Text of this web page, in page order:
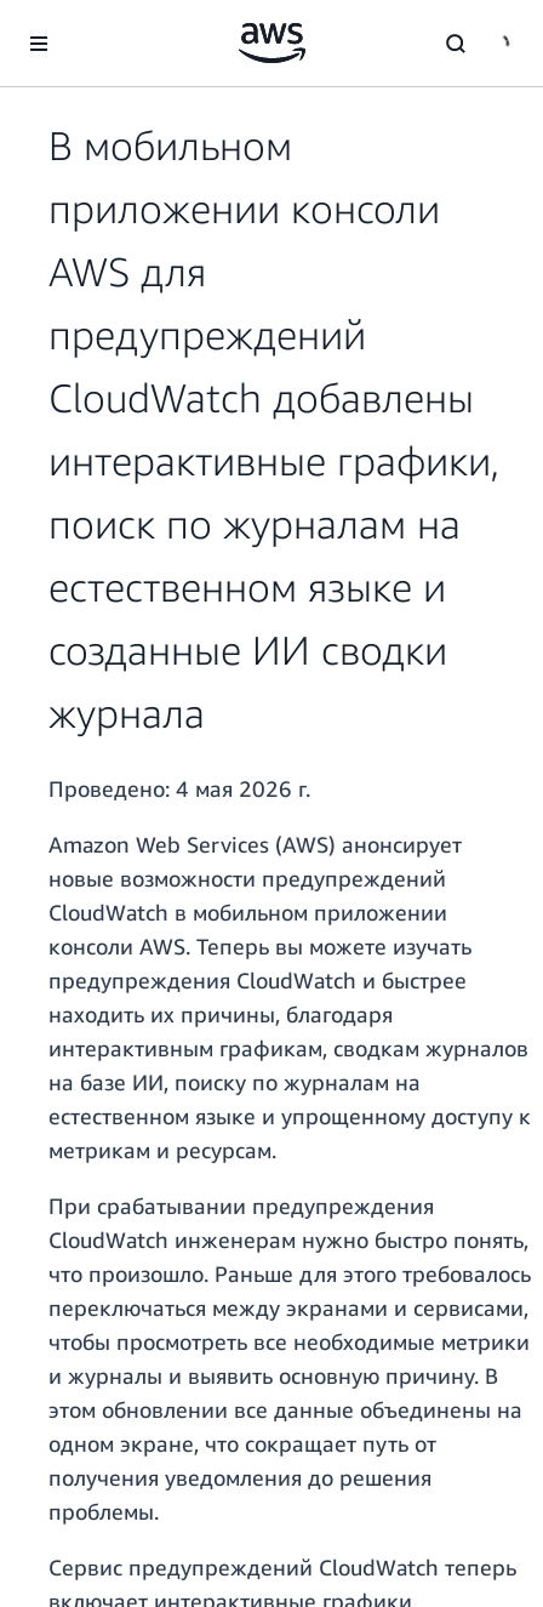
Перейти к главному контенту
В мобильном
приложении консоли
AWS для
предупреждений
CloudWatch добавлены
интерактивные графики,
поиск по журналам на
естественном языке и
созданные ИИ сводки
журнала
Проведено: 4 мая 2026 г.
Amazon Web Services (AWS) анонсирует
новые возможности предупреждений
CloudWatch в мобильном приложении
консоли AWS. Теперь вы можете изучать
предупреждения CloudWatch и быстрее
находить их причины, благодаря
интерактивным графикам, сводкам журналов
на базе ИИ, поиску по журналам на
естественном языке и упрощенному доступу к
метрикам и ресурсам.
При срабатывании предупреждения
CloudWatch инженерам нужно быстро понять,
что произошло. Раньше для этого требовалось
переключаться между экранами и сервисами,
чтобы просмотреть все необходимые метрики
и журналы и выявить основную причину. В
этом обновлении все данные объединены на
одном экране, что сокращает путь от
получения уведомления до решения
проблемы.
Сервис предупреждений CloudWatch теперь
включает интерактивные графики,